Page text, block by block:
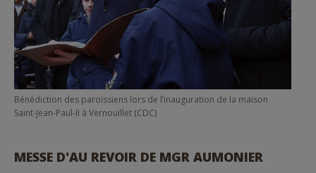
Bénédiction des paroissiens lors de l’inauguration de la maison
Saint-Jean-Paul-II à Vernouillet (CDC)
MESSE D'AU REVOIR DE MGR AUMONIER